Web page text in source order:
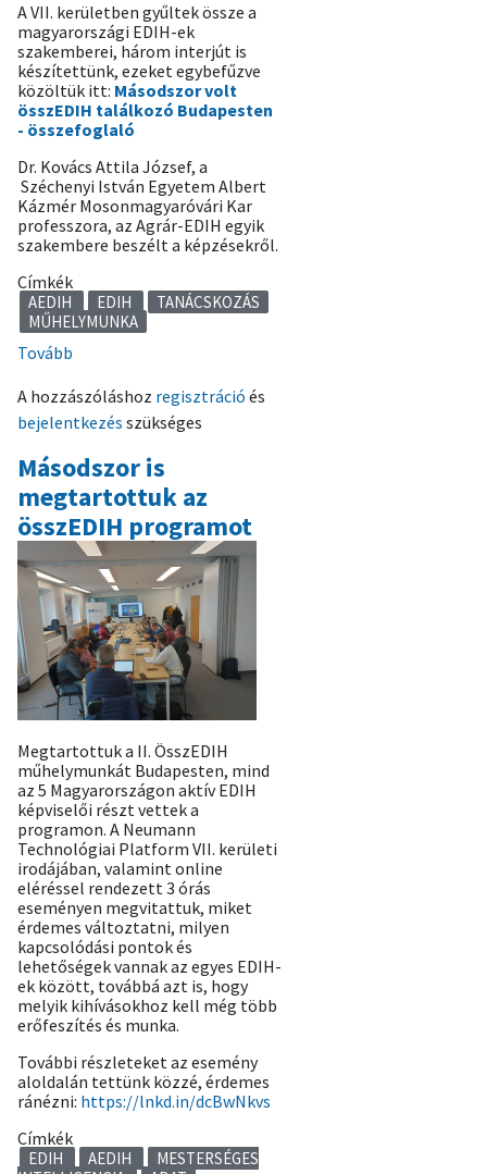
A VII. kerületben gyűltek össze a
magyarországi EDIH-ek
szakemberei, három interjút is
készítettünk, ezeket egybefűzve
közöltük itt: Másodszor volt
összEDIH találkozó Budapesten
- összefoglaló
Dr. Kovács Attila József, a
Széchenyi István Egyetem Albert
Kázmér Mosonmagyaróvári Kar
professzora, az Agrár-EDIH egyik
szakembere beszélt a képzésekről.
Címkék
AEDIH EDIH
TANÁCSKOZÁS
MŰHELYMUNKA
Tovább
összEDIH
találkozó
Budapesten
összefoglaló)
A hozzászóláshoz regisztráció és
bejelentkezés szükséges
Másodszor is
megtartottuk az
összEDIH programot
Megtartottuk a II. ÖsszEDIH
műhelymunkát Budapesten, mind
az 5 Magyarországon aktív EDIH
képviselői részt vettek a
programon. A Neumann
Technológiai Platform VII. kerületi
irodájában, valamint online
eléréssel rendezett 3 órás
eseményen megvitattuk, miket
érdemes változtatni, milyen
kapcsolódási pontok és
lehetőségek vannak az egyes EDIH-
ek között, továbbá azt is, hogy
melyik kihívásokhoz kell még több
erőfeszítés és munka.
További részleteket az esemény
aloldalán tettünk közzé, érdemes
ránézni: https://lnkd.in/dcBwNkvs
Címkék
EDIH AEDIH
MESTERSÉGES